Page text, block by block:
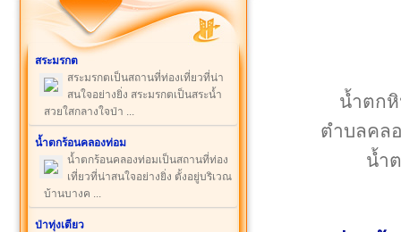
สระมรกต
สระมรกตเป็นสถานที่ท่องเที่ยวที่น่า
สนใจอย่างยิ่ง สระมรกตเป็นสระน้ำ
สวยใสกลางใจป่า ...
น้ำตกร้อนคลองท่อม
น้ำตกร้อนคลองท่อมเป็นสถานที่ท่อง
เที่ยวที่น่าสนใจอย่างยิ่ง ตั้งอยู่บริเวณ
บ้านบางค ...
ป่าทุ่งเตียว
น้ำตกหิ
ตำบลคล
น้ำ